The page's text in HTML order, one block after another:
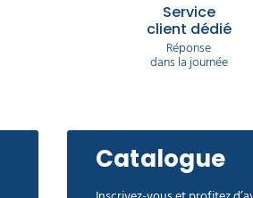
Service
client dédié
Réponse
dans la journée
Catalogue